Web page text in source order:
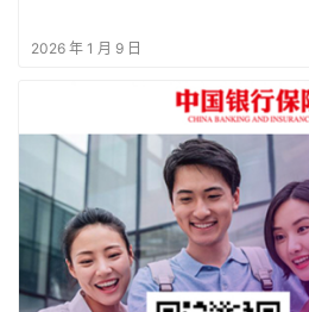
2026 年 1 月 9 日